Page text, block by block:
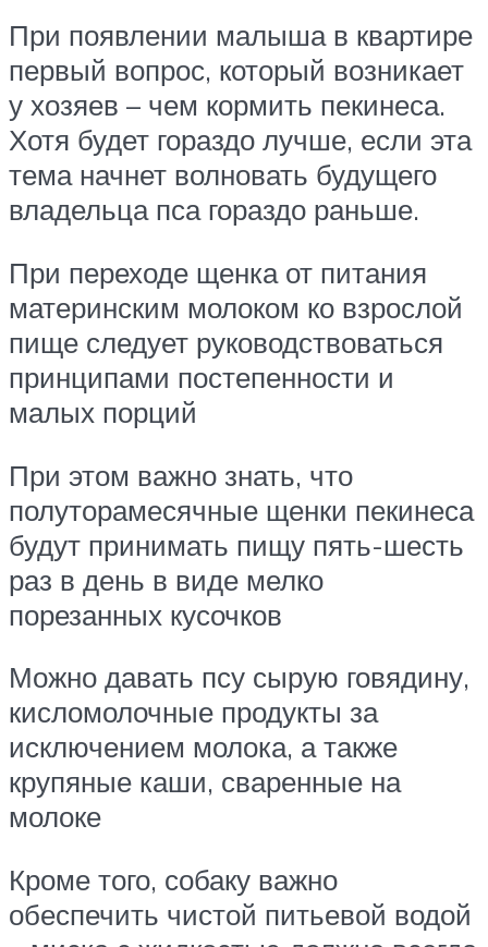
При появлении малыша в квартире
первый вопрос, который возникает
у хозяев – чем кормить пекинеса.
Хотя будет гораздо лучше, если эта
тема начнет волновать будущего
владельца пса гораздо раньше.
При переходе щенка от питания
материнским молоком ко взрослой
пище следует руководствоваться
принципами постепенности и
малых порций
При этом важно знать, что
полуторамесячные щенки пекинеса
будут принимать пищу пять-шесть
раз в день в виде мелко
порезанных кусочков
Можно давать псу сырую говядину,
кисломолочные продукты за
исключением молока, а также
крупяные каши, сваренные на
молоке
Кроме того, собаку важно
обеспечить чистой питьевой водой